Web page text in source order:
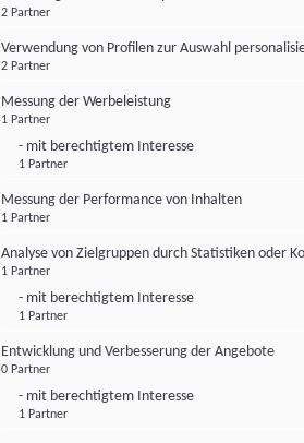
2 Partner
Verwendung von Profilen zur Auswahl
2 Partner
Messung der Werbeleistung
1 Partner
- mit berechtigtem Interesse
1 Partner
Messung der Performance von Inhalten
1 Partner
Analyse von Zielgruppen durch Statistiken oder
1 Partner
- mit berechtigtem Interesse
1 Partner
Entwicklung und Verbesserung der Angebote
0 Partner
- mit berechtigtem Interesse
1 Partner